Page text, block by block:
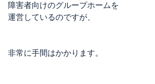
障害者向けのグループホームを
運営しているのですが、
非常に手間はかかります。